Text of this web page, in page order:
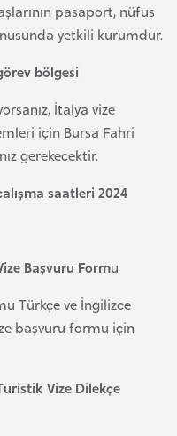
pasaport, nüfus
yetkili kurumdur.
bölgesi
İtalya vize
için Bursa Fahri
gerekecektir.
saatleri 2024
Başvuru Formu
Türkçe ve İngilizce
başvuru formu için
Vize Dilekçe